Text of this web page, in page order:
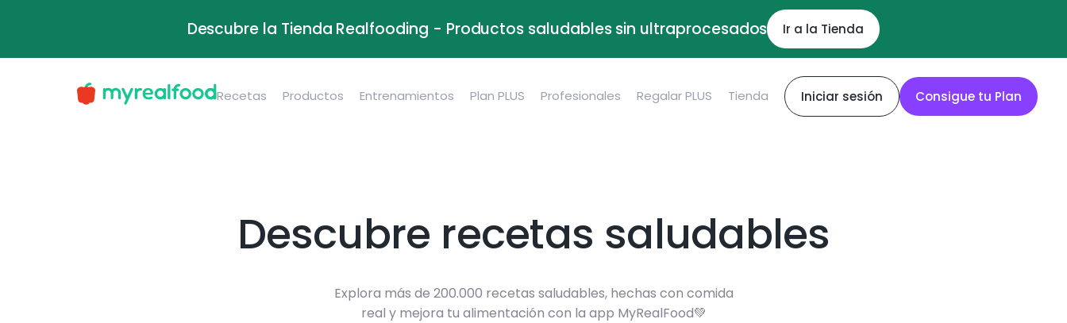
Descubre la Tienda Realfooding - Productos saludables sin ultraprocesados Ir a la Tienda
Recetas Productos Entrenamientos Plan PLUS Profesionales Regalar PLUS Tienda Iniciar sesión Consigue tu Plan
Descubre recetas saludables
Explora más de 200.000 recetas saludables, hechas con comida
real y mejora tu alimentación con la app MyRealFood💚